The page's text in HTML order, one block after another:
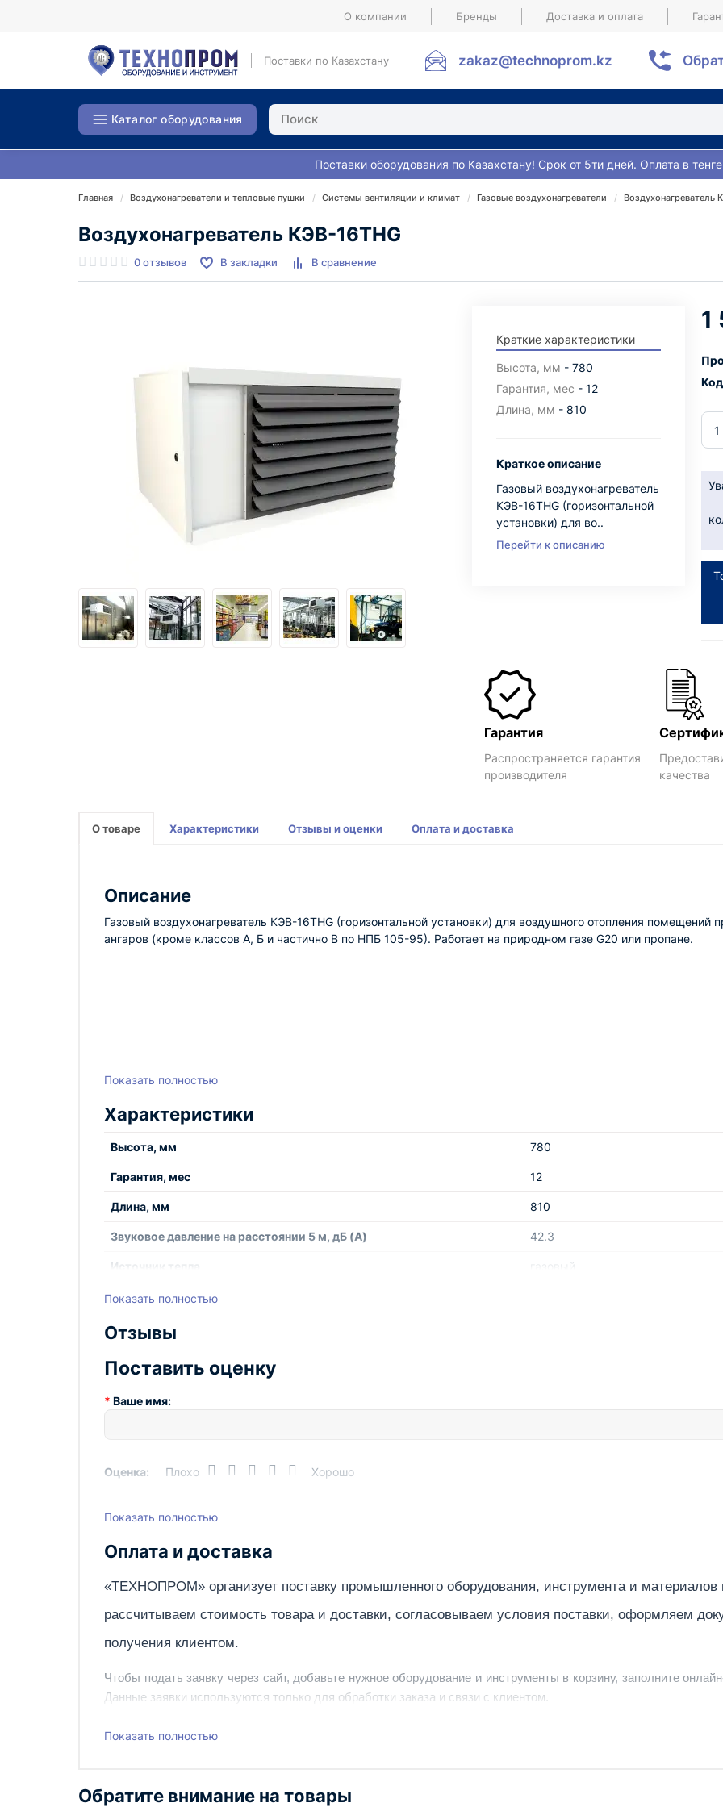
О компании Бренды Доставка и оплата
Поставки по Казахстану zakaz@technoprom.kz
Каталог оборудования
Поставки оборудования по Казахстану! Срок от 5ти дней. Оплата в
Главная Воздухонагреватели и тепловые пушки Системы вентиляции и климат Газовые воздухонагреватели Воздухонагреватель
Воздухонагреватель КЭВ-16THG
0 отзывов В закладки В сравнение
Краткие характеристики
Высота, мм - 780
Гарантия, мес - 12
Длина, мм - 810
Краткое описание
Газовый воздухонагреватель
КЭВ-16THG (горизонтальной
установки) для во..
Перейти к описанию
1
Гарантия
Распространяется гарантия
производителя
качества
О товаре Характеристики Отзывы и оценки Оплата и доставка
Описание
Газовый воздухонагреватель КЭВ-16THG (горизонтальной установки) для воздушного отопления
ангаров (кроме классов А, Б и частично В по НПБ 105-95). Работает на природном газе G20 или пропане.
Показать полностью
Характеристики
Высота, мм 780
Гарантия, мес 12
Длина, мм 810
Звуковое давление на расстоянии 5 м, дБ (A) 42.3
Источник тепла газовый
Параметры питающей сети, В/Гц
Расход воздуха, м3/час
Тепловая мощность (кВт)
Эффективная длина изотермической струи, м 12
Показать полностью
Отзывы
Поставить оценку
Ваше имя:
Оценка: Плохо Хорошо
Написать отзыв
Показать полностью
Оплата и доставка
«ТЕХНОПРОМ» организует поставку промышленного оборудования, инструмента и материалов
рассчитываем стоимость товара и доставки, согласовываем условия поставки, оформляем
получения клиентом.
Чтобы подать заявку через сайт, добавьте нужное оборудование и инструменты в корзину, заполните
Данные заявки используются только для обработки заказа и связи с клиентом.
Наш сотрудник свяжется с вами, чтобы подтвердить заявку, уточнить детали, рассчитать стоимость
Показать полностью
Обратите внимание на товары